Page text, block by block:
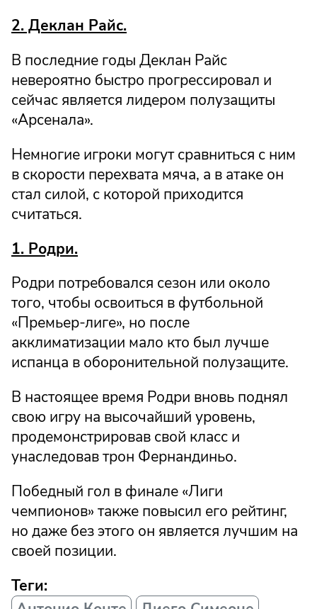
2. Деклан Райс.
В последние годы Деклан Райс
невероятно быстро прогрессировал и
сейчас является лидером полузащиты
«Арсенала».
Немногие игроки могут сравниться с ним
в скорости перехвата мяча, а в атаке он
стал силой, с которой приходится
считаться.
1. Родри.
Родри потребовался сезон или около
того, чтобы освоиться в футбольной
«Премьер-лиге», но после
акклиматизации мало кто был лучше
испанца в оборонительной полузащите.
В настоящее время Родри вновь поднял
свою игру на высочайший уровень,
продемонстрировав свой класс и
унаследовав трон Фернандиньо.
Победный гол в финале «Лиги
чемпионов» также повысил его рейтинг,
но даже без этого он является лучшим на
своей позиции.
Теги: